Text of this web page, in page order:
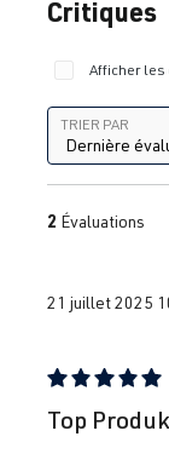
Note
Critiques
Afficher les
Trier par
TRIER PAR
2 Évaluations
21 juillet 2025
Évaluation
Top